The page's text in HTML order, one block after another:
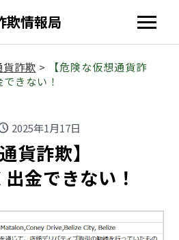
欺情報局
貨詐欺 >
【危険な仮想通貨詐
きない！
2025年1月17日
貨詐欺】
金できない！